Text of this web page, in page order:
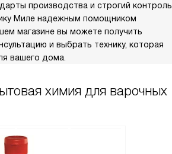
производства и строгий контроль
Миле надежным помощником
магазине вы можете получить
и выбрать технику, которая
вашего дома.
химия для варочных